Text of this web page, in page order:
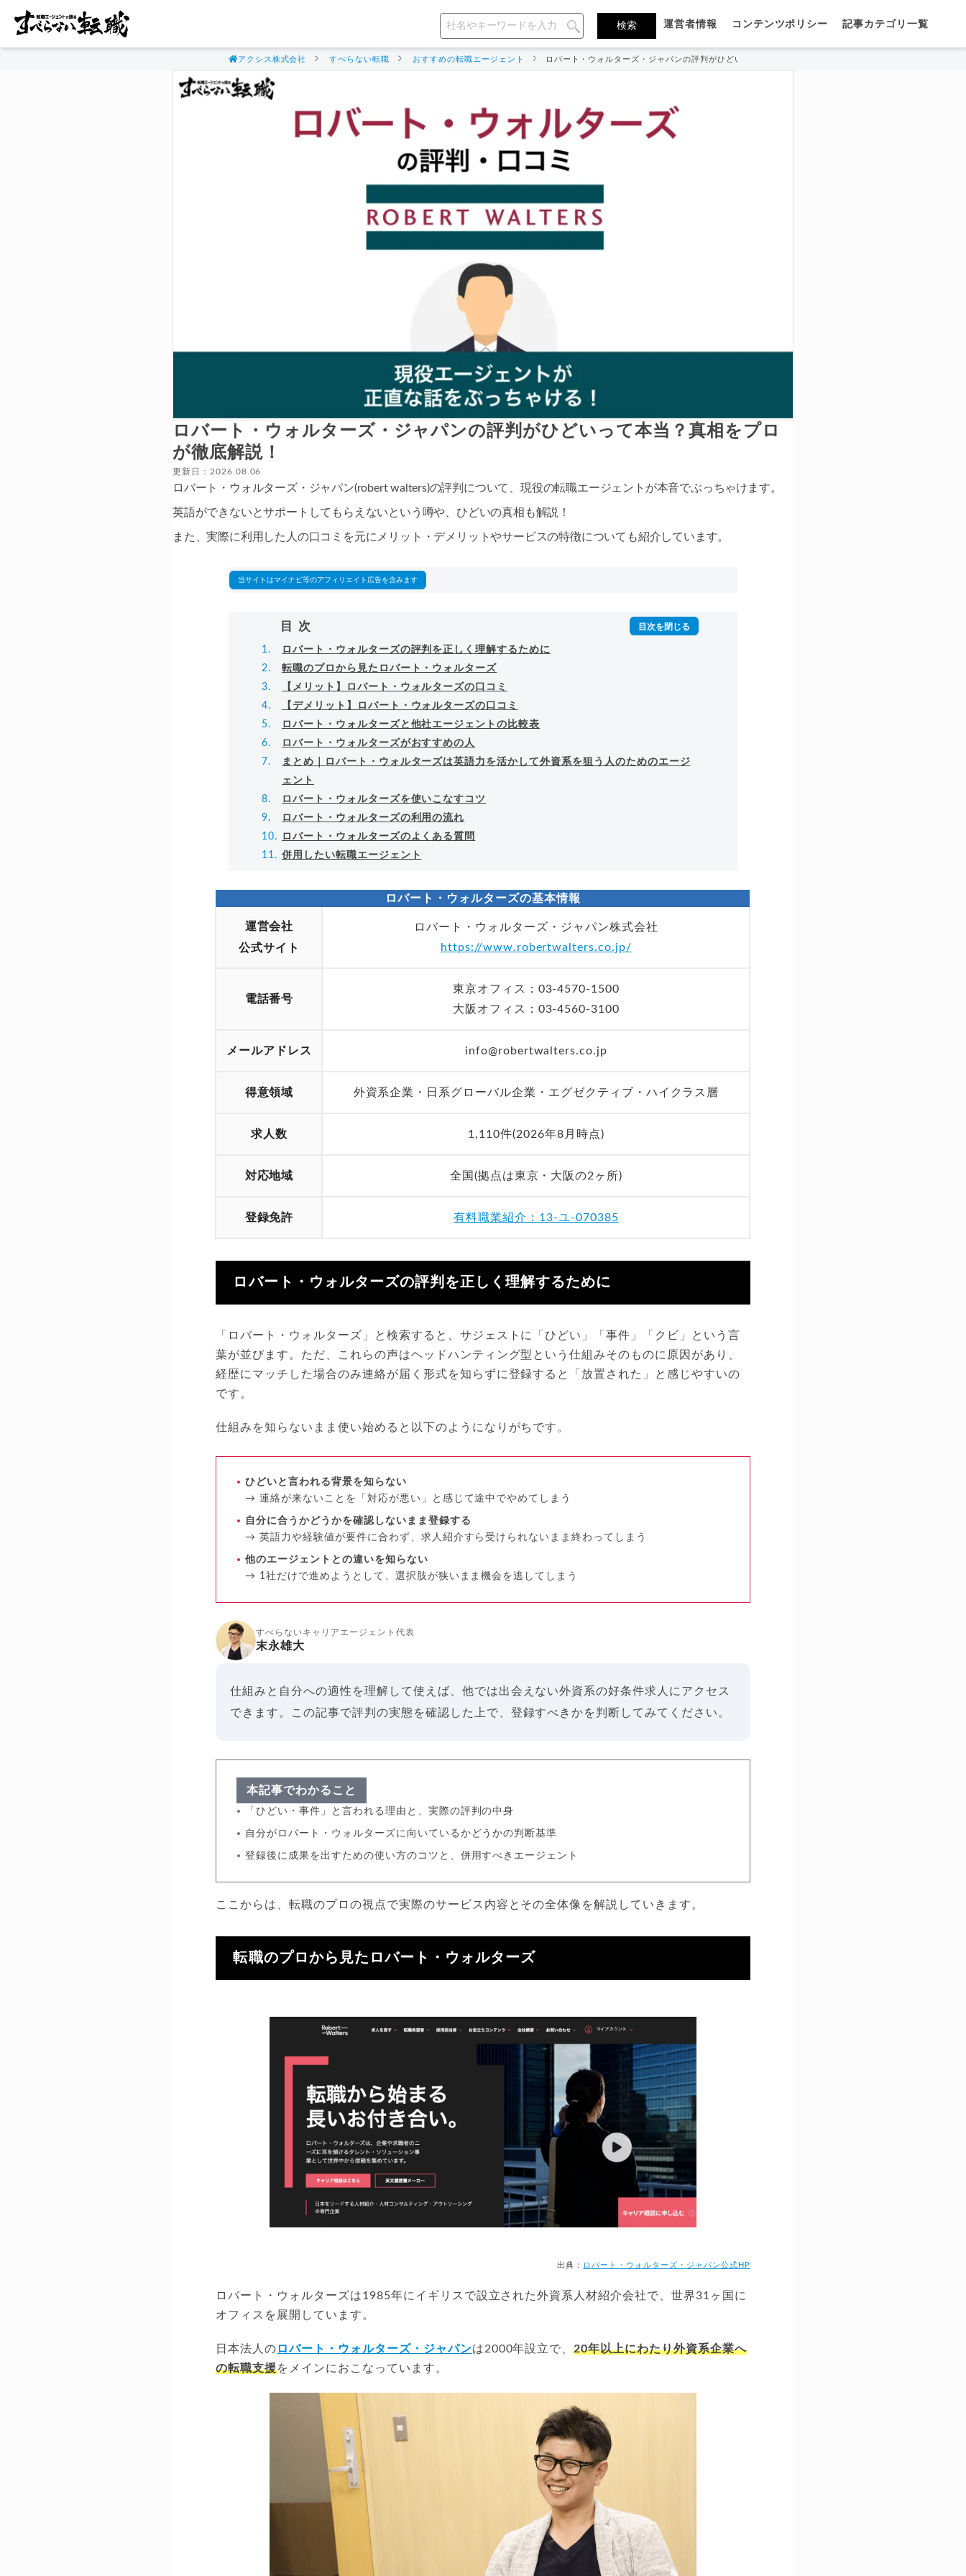
運営者情報 コンテンツポリシー 記事カテゴリ一覧
アクシス株式会社 すべらない転職 おすすめの転職エージェント ロバート・ウォルターズ・ジャパンの評判がひどいって本当？真相をプロが徹底解説！
ロバート・ウォルターズ・ジャパンの評判がひどいって本当？真相をプロ
が徹底解説！
更新日：2026.08.06
ロバート・ウォルターズ・ジャパン(robert walters)の評判について、現役の転職エージェントが本音でぶっちゃけます。
英語ができないとサポートしてもらえないという噂や、ひどいの真相も解説！
また、実際に利用した人の口コミを元にメリット・デメリットやサービスの特徴についても紹介しています。
当サイトはマイナビ等のアフィリエイト広告を含みます
目次
ロバート・ウォルターズの評判を正しく理解するために
転職のプロから見たロバート・ウォルターズ
【メリット】ロバート・ウォルターズの口コミ
【デメリット】ロバート・ウォルターズの口コミ
ロバート・ウォルターズと他社エージェントの比較表
ロバート・ウォルターズがおすすめの人
まとめ｜ロバート・ウォルターズは英語力を活かして外資系を狙う人のためのエージ
ェント
ロバート・ウォルターズを使いこなすコツ
ロバート・ウォルターズの利用の流れ
ロバート・ウォルターズのよくある質問
併用したい転職エージェント
ロバート・ウォルターズの基本情報
運営会社
公式サイト
ロバート・ウォルターズ・ジャパン株式会社
https://www.robertwalters.co.jp/
電話番号
東京オフィス：03-4570-1500
大阪オフィス：03-4560-3100
メールアドレス info@robertwalters.co.jp
得意領域 外資系企業・日系グローバル企業・エグゼクティブ・ハイクラス層
求人数 1,110件(2026年8月時点)
対応地域 全国(拠点は東京・大阪の2ヶ所)
登録免許 有料職業紹介：13-ユ-070385
ロバート・ウォルターズの評判を正しく理解するために
「ロバート・ウォルターズ」と検索すると、サジェストに「ひどい」「事件」「クビ」という言
葉が並びます。ただ、これらの声はヘッドハンティング型という仕組みそのものに原因があり、
経歴にマッチした場合のみ連絡が届く形式を知らずに登録すると「放置された」と感じやすいの
です。
仕組みを知らないまま使い始めると以下のようになりがちです。
ひどいと言われる背景を知らない
→ 連絡が来ないことを「対応が悪い」と感じて途中でやめてしまう
自分に合うかどうかを確認しないまま登録する
→ 英語力や経験値が要件に合わず、求人紹介すら受けられないまま終わってしまう
他のエージェントとの違いを知らない
→ 1社だけで進めようとして、選択肢が狭いまま機会を逃してしまう
すべらないキャリアエージェント代表
末永雄大
仕組みと自分への適性を理解して使えば、他では出会えない外資系の好条件求人にアクセス
できます。この記事で評判の実態を確認した上で、登録すべきかを判断してみてください。
本記事でわかること
「ひどい・事件」と言われる理由と、実際の評判の中身
自分がロバート・ウォルターズに向いているかどうかの判断基準
登録後に成果を出すための使い方のコツと、併用すべきエージェント
ここからは、転職のプロの視点で実際のサービス内容とその全体像を解説していきます。
転職のプロから見たロバート・ウォルターズ
出典： ロバート・ウォルターズ・ジャパン公式HP
ロバート・ウォルターズは1985年にイギリスで設立された外資系人材紹介会社で、世界31ヶ国に
オフィスを展開しています。
日本法人の ロバート・ウォルターズ・ジャパンは2000年設立で、20年以上にわたり外資系企業へ
の転職支援をメインにおこなっています。